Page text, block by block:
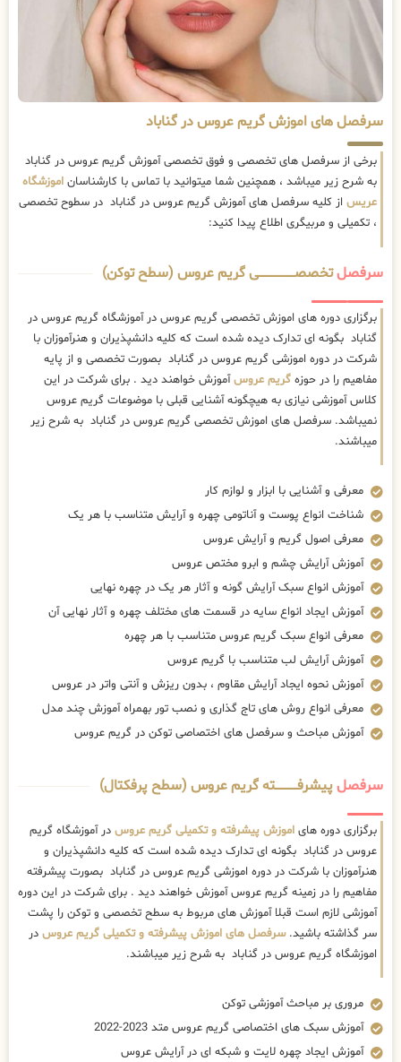
سرفصل های اموزش گریم عروس در گناباد
برخی از سرفصل های تخصصی و فوق تخصصی آموزش گریم عروس در گناباد
به شرح زیر میباشد ، همچنین شما میتوانید با تماس با کارشناسان اموزشگاه
عریس از کلیه سرفصل های آموزش گریم عروس در گناباد در سطوح تخصصی
، تکمیلی و مربیگری اطلاع پیدا کنید:
سرفصلتخصصــــــــــــــــــــی گریم عروس (سطح توکن)
برگزاری دوره های اموزش تخصصی گریم عروس در آموزشگاه گریم عروس در
گناباد بگونه ای تدارک دیده شده است که کلیه دانشپذیران و هنرآموزان با
شرکت در دوره اموزشی گریم عروس در گناباد بصورت تخصصی و از پایه
مفاهیم را در حوزه گریم عروسآموزش خواهند دید . برای شرکت در این
کلاس آموزشی نیازی به هیچگونه آشنایی قبلی با موضوعات گریم عروس
نمیباشد. سرفصل های اموزش تخصصی گریم عروس در گناباد به شرح زیر
میباشند.
معرفی و آشنایی با ابزار و لوازم کار
شناخت انواع پوست و آناتومی چهره و آرایش متناسب با هر یک
معرفی اصول گریم و آرایش عروس
آموزش آرایش چشم و ابرو مختص عروس
آموزش انواع سبک آرایش گونه و آثار هر یک در چهره نهایی
آموزش ایجاد انواع سایه در قسمت های مختلف چهره و آثار نهایی آن
معرفی انواع سبک گریم عروس متناسب با هر چهره
آموزش آرایش لب متناسب با گریم عروس
آموزش نحوه ایجاد آرایش مقاوم ، بدون ریزش و آنتی واتر در عروس
معرفی انواع روش های تاج گذاری و نصب تور بهمراه آموزش چند مدل
آموزش مباحث و سرفصل های اختصاصی توکن در گریم عروس
سرفصلپیشرفــــــــــــته گریم عروس (سطح پرفکتال)
برگزاری دوره های اموزش پیشرفته و تکمیلی گریم عروس در آموزشگاه گریم
عروس در گناباد بگونه ای تدارک دیده شده است که کلیه دانشپذیران و
هنرآموزان با شرکت در دوره اموزشی گریم عروس در گناباد بصورت پیشرفته
مفاهیم را در زمینه گریم عروس آموزش خواهند دید . برای شرکت در این دوره
آموزشی لازم است قبلا آموزش های مربوط به سطح تخصصی و توکن را پشت
سر گذاشته باشید.سرفصل های اموزش پیشرفته و تکمیلی گریم عروس در
اموزشگاه گریم عروس در گناباد به شرح زیر میباشند.
مروری بر مباحث آموزشی توکن
آموزش سبک های اختصاصی گریم عروس متد 2023-2022
آموزش ایجاد چهره لایت و شبکه ای در آرایش عروس